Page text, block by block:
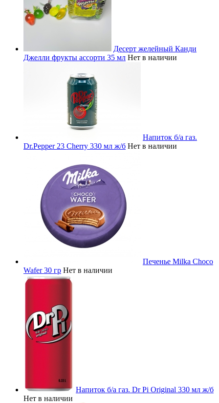
Десерт желейный Канди
Джелли фрукты ассорти 35 мл Нет в наличии
Напиток б/а газ.
Dr.Pepper 23 Cherry 330 мл ж/б Нет в наличии
Печенье Milka Choco
Wafer 30 гр Нет в наличии
Напиток б/а газ. Dr Pi Original 330 мл ж/б
Нет в наличии